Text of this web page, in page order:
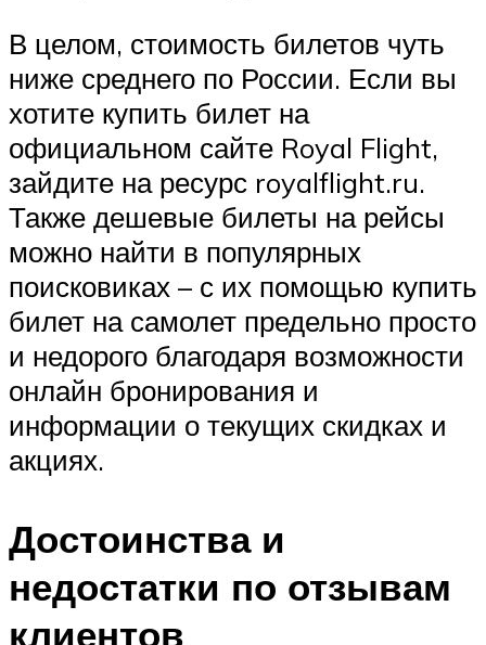
В целом, стоимость билетов чуть
ниже среднего по России. Если вы
хотите купить билет на
официальном сайте Royal Flight,
зайдите на ресурс royalflight.ru.
Также дешевые билеты на рейсы
можно найти в популярных
поисковиках – с их помощью купить
билет на самолет предельно просто
и недорого благодаря возможности
онлайн бронирования и
информации о текущих скидках и
акциях.
Достоинства и
недостатки по отзывам
клиентов